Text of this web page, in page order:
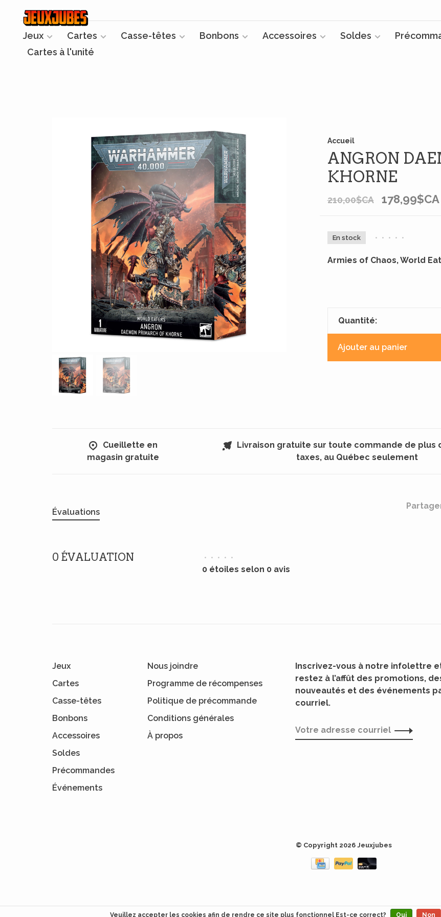
Jeux Cartes Casse-têtes Bonbons Accessoires Soldes
Cartes à l'unité
Accueil
ANGRON
KHORNE
210,00$CA 178,99$CA
En stock • • • • •
Armies of Chaos, World
Quantité:
Ajouter au panier
Cueillette en
magasin gratuite
Livraison gratuite sur toute commande de plus
taxes, au Québec seulement
Évaluations
0 ÉVALUATION • • • • •
0 étoiles selon 0 avis
Jeux
Cartes
Casse-têtes
Bonbons
Accessoires
Soldes
Précommandes
Événements
Nous joindre
Programme de récompenses
Politique de précommande
Conditions générales
À propos
Inscrivez-vous à notre infolettre
restez à l’affût des promotions,
nouveautés et des événements
courriel.
© Copyright 2026 Jeuxjubes
Veuillez accepter les cookies afin de rendre ce site plus fonctionnel Est-ce correct? Oui Non